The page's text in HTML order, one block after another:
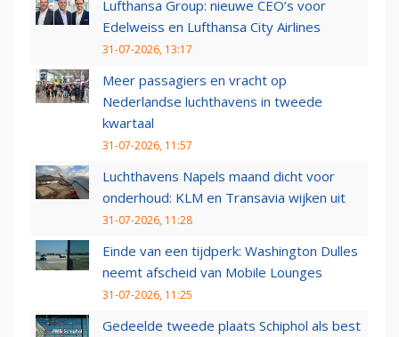
Lufthansa Group: nieuwe CEO’s voor
Edelweiss en Lufthansa City Airlines
31-07-2026, 13:17
Meer passagiers en vracht op
Nederlandse luchthavens in tweede
kwartaal
31-07-2026, 11:57
Luchthavens Napels maand dicht voor
onderhoud: KLM en Transavia wijken uit
31-07-2026, 11:28
Einde van een tijdperk: Washington Dulles
neemt afscheid van Mobile Lounges
31-07-2026, 11:25
Gedeelde tweede plaats Schiphol als best